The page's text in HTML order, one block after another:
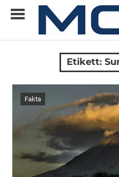
Allt
om
ny
teknik
Etikett:
Fakta